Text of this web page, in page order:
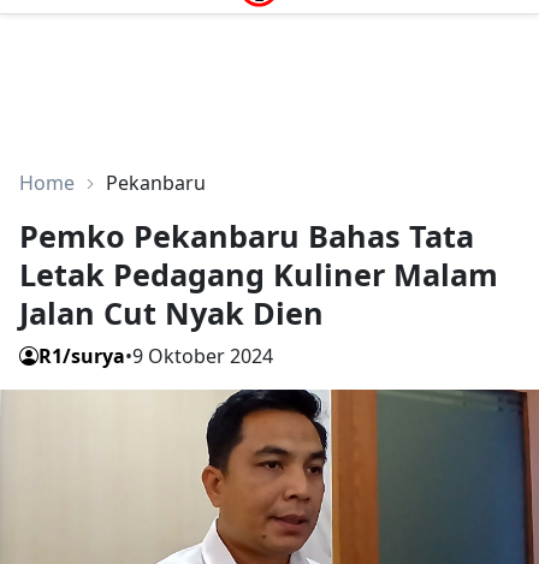
Home Pekanbaru
Pemko Pekanbaru Bahas Tata
Letak Pedagang Kuliner Malam
Jalan Cut Nyak Dien
R1/surya•9 Oktober 2024